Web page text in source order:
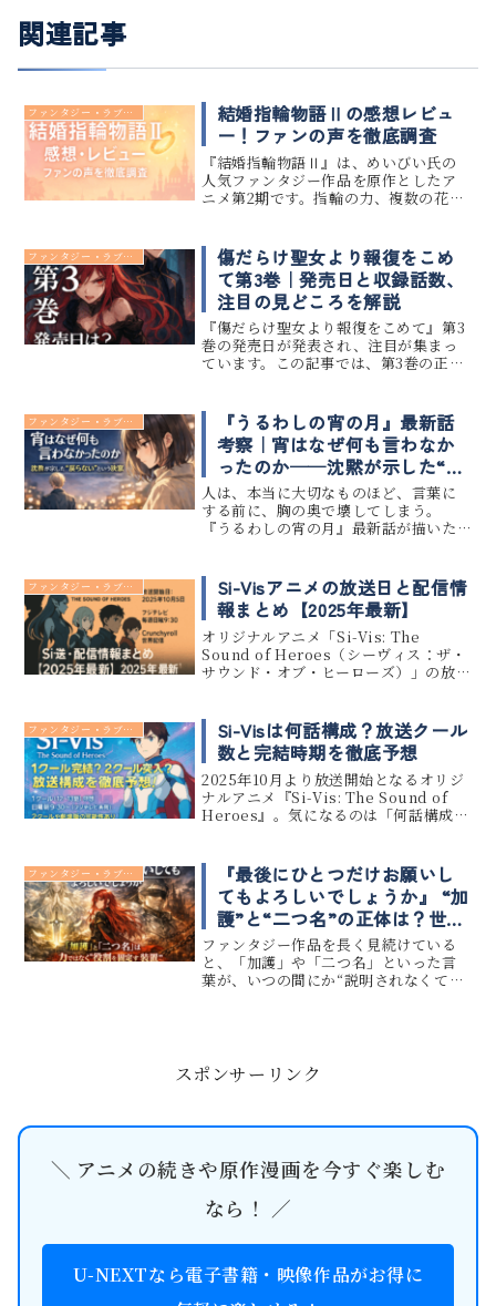
関連記事
ファンタジー・ラブコメ
結婚指輪物語Ⅱの感想レビュ
ー！ファンの声を徹底調査
『結婚指輪物語Ⅱ』は、めいびい氏の
人気ファンタジー作品を原作としたア
ニメ第2期です。指輪の力、複数の花
きました。この記事では、結婚指輪物
語Ⅱの感想やレビューを徹底調査し、
フ...
ファンタジー・ラブコメ
傷だらけ聖女より報復をこめ
て第3巻｜発売日と収録話数、
注目の見どころを解説
『傷だらけ聖女より報復をこめて』第3
巻の発売日が発表され、注目が集まっ
ています。この記事では、第3巻の正式
す。ダークファンタジーと美麗なフルカ
ラーが魅力の本作、どのような展...
ファンタジー・ラブコメ
『うるわしの宵の月』最新話
考察｜宵はなぜ何も言わなか
ったのか──沈黙が示した“戻
らない”という決意
人は、本当に大切なものほど、言葉に
する前に、胸の奥で壊してしまう。
『うるわしの宵の月』最新話が描いた
ま、心だけが先へ進んでしまう瞬間だ
った。僕はこれまで、数百本以上の恋
愛作品...
ファンタジー・ラブコメ
Si-Visアニメの放送日と配信情
報まとめ【2025年最新】
オリジナルアニメ「Si-Vis: The
Sound of Heroes（シーヴィス：ザ・
サウンド・オブ・ヒーローズ）」の放
ほかにて放送開始が決定し、放送時間
は毎週日曜...
ファンタジー・ラブコメ
Si-Visは何話構成？放送クール
数と完結時期を徹底予想
2025年10月より放送開始となるオリジ
ナルアニメ『Si-Vis: The Sound of
Heroes』。気になるのは「何話構成な
か？」という点です。現時点では公式発
表があ...
ファンタジー・ラブコメ
『最後にひとつだけお願いし
てもよろしいでしょうか』 “加
護”と“二つ名”の正体は？世界
設定をやさしく整理する解説
ガイド
ファンタジー作品を長く見続けている
と、「加護」や「二つ名」といった言
葉が、いつの間にか“説明されなくても
スポンサーリンク
＼ アニメの続きや原作漫画を今すぐ楽しむ
なら！ ／
U-NEXTなら電子書籍・映像作品がお得に